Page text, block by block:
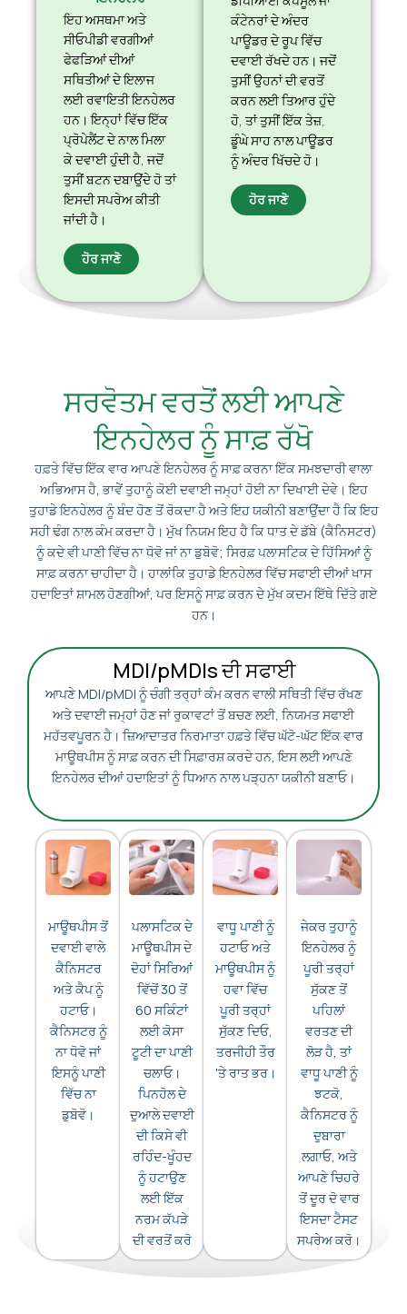
ਇਹ ਅਸਥਮਾ ਅਤੇ
ਸੀਓਪੀਡੀ ਵਰਗੀਆਂ
ਫੇਫੜਿਆਂ ਦੀਆਂ
ਸਥਿਤੀਆਂ ਦੇ ਇਲਾਜ
ਲਈ ਰਵਾਇਤੀ ਇਨਹੇਲਰ
ਹਨ। ਇਨ੍ਹਾਂ ਵਿੱਚ ਇੱਕ
ਪ੍ਰੋਪੇਲੈਂਟ ਦੇ ਨਾਲ ਮਿਲਾ
ਕੇ ਦਵਾਈ ਹੁੰਦੀ ਹੈ, ਜਦੋਂ
ਤੁਸੀਂ ਬਟਨ ਦਬਾਉਂਦੇ ਹੋ ਤਾਂ
ਇਸਦੀ ਸਪਰੇਅ ਕੀਤੀ
ਜਾਂਦੀ ਹੈ।
ਹੋਰ ਜਾਣੋ
ਕੰਟੇਨਰਾਂ ਦੇ ਅੰਦਰ
ਪਾਊਡਰ ਦੇ ਰੂਪ ਵਿੱਚ
ਦਵਾਈ ਰੱਖਦੇ ਹਨ। ਜਦੋਂ
ਤੁਸੀਂ ਉਹਨਾਂ ਦੀ ਵਰਤੋਂ
ਕਰਨ ਲਈ ਤਿਆਰ ਹੁੰਦੇ
ਹੋ, ਤਾਂ ਤੁਸੀਂ ਇੱਕ ਤੇਜ਼,
ਡੂੰਘੇ ਸਾਹ ਨਾਲ ਪਾਊਡਰ
ਨੂੰ ਅੰਦਰ ਖਿੱਚਦੇ ਹੋ।
ਹੋਰ ਜਾਣੋ
ਸਰਵੋਤਮ ਵਰਤੋਂ ਲਈ ਆਪਣੇ
ਇਨਹੇਲਰ ਨੂੰ ਸਾਫ਼ ਰੱਖੋ
ਹਫ਼ਤੇ ਵਿੱਚ ਇੱਕ ਵਾਰ ਆਪਣੇ ਇਨਹੇਲਰ ਨੂੰ ਸਾਫ਼ ਕਰਨਾ ਇੱਕ ਸਮਝਦਾਰੀ ਵਾਲਾ
ਅਭਿਆਸ ਹੈ, ਭਾਵੇਂ ਤੁਹਾਨੂੰ ਕੋਈ ਦਵਾਈ ਜਮ੍ਹਾਂ ਹੋਈ ਨਾ ਦਿਖਾਈ ਦੇਵੇ। ਇਹ
ਤੁਹਾਡੇ ਇਨਹੇਲਰ ਨੂੰ ਬੰਦ ਹੋਣ ਤੋਂ ਰੋਕਦਾ ਹੈ ਅਤੇ ਇਹ ਯਕੀਨੀ ਬਣਾਉਂਦਾ ਹੈ ਕਿ ਇਹ
ਸਹੀ ਢੰਗ ਨਾਲ ਕੰਮ ਕਰਦਾ ਹੈ। ਮੁੱਖ ਨਿਯਮ ਇਹ ਹੈ ਕਿ ਧਾਤ ਦੇ ਡੱਬੇ (ਕੈਨਿਸਟਰ)
ਨੂੰ ਕਦੇ ਵੀ ਪਾਣੀ ਵਿੱਚ ਨਾ ਧੋਵੋ ਜਾਂ ਨਾ ਡੁਬੋਵੋ; ਸਿਰਫ਼ ਪਲਾਸਟਿਕ ਦੇ ਹਿੱਸਿਆਂ ਨੂੰ
ਸਾਫ਼ ਕਰਨਾ ਚਾਹੀਦਾ ਹੈ। ਹਾਲਾਂਕਿ ਤੁਹਾਡੇ ਇਨਹੇਲਰ ਵਿੱਚ ਸਫਾਈ ਦੀਆਂ ਖਾਸ
ਹਦਾਇਤਾਂ ਸ਼ਾਮਲ ਹੋਣਗੀਆਂ, ਪਰ ਇਸਨੂੰ ਸਾਫ਼ ਕਰਨ ਦੇ ਮੁੱਖ ਕਦਮ ਇੱਥੇ ਦਿੱਤੇ ਗਏ
ਹਨ।
MDI/pMDIs ਦੀ ਸਫਾਈ
ਆਪਣੇ MDI/pMDI ਨੂੰ ਚੰਗੀ ਤਰ੍ਹਾਂ ਕੰਮ ਕਰਨ ਵਾਲੀ ਸਥਿਤੀ ਵਿੱਚ ਰੱਖਣ
ਅਤੇ ਦਵਾਈ ਜਮ੍ਹਾਂ ਹੋਣ ਜਾਂ ਰੁਕਾਵਟਾਂ ਤੋਂ ਬਚਣ ਲਈ, ਨਿਯਮਤ ਸਫਾਈ
ਮਹੱਤਵਪੂਰਨ ਹੈ। ਜ਼ਿਆਦਾਤਰ ਨਿਰਮਾਤਾ ਹਫ਼ਤੇ ਵਿੱਚ ਘੱਟੋ-ਘੱਟ ਇੱਕ ਵਾਰ
ਮਾਊਥਪੀਸ ਨੂੰ ਸਾਫ਼ ਕਰਨ ਦੀ ਸਿਫ਼ਾਰਸ਼ ਕਰਦੇ ਹਨ, ਇਸ ਲਈ ਆਪਣੇ
ਇਨਹੇਲਰ ਦੀਆਂ ਹਦਾਇਤਾਂ ਨੂੰ ਧਿਆਨ ਨਾਲ ਪੜ੍ਹਨਾ ਯਕੀਨੀ ਬਣਾਓ।
ਮਾਊਥਪੀਸ ਤੋਂ
ਦਵਾਈ ਵਾਲੇ
ਕੈਨਿਸਟਰ
ਅਤੇ ਕੈਪ ਨੂੰ
ਹਟਾਓ।
ਕੈਨਿਸਟਰ ਨੂੰ
ਨਾ ਧੋਵੋ ਜਾਂ
ਇਸਨੂੰ ਪਾਣੀ
ਵਿੱਚ ਨਾ
ਡੁਬੋਵੋ।
ਪਲਾਸਟਿਕ ਦੇ
ਮਾਊਥਪੀਸ ਦੇ
ਦੋਹਾਂ ਸਿਰਿਆਂ
ਵਿੱਚੋਂ 30 ਤੋਂ
60 ਸਕਿੰਟਾਂ
ਲਈ ਕੋਸਾ
ਟੂਟੀ ਦਾ ਪਾਣੀ
ਚਲਾਓ।
ਪਿਨਹੋਲ ਦੇ
ਦੁਆਲੇ ਦਵਾਈ
ਦੀ ਕਿਸੇ ਵੀ
ਰਹਿੰਦ-ਖੂੰਹਦ
ਨੂੰ ਹਟਾਉਣ
ਲਈ ਇੱਕ
ਨਰਮ ਕੱਪੜੇ
ਦੀ ਵਰਤੋਂ ਕਰੋ
ਵਾਧੂ ਪਾਣੀ ਨੂੰ
ਹਟਾਓ ਅਤੇ
ਮਾਊਥਪੀਸ ਨੂੰ
ਹਵਾ ਵਿੱਚ
ਪੂਰੀ ਤਰ੍ਹਾਂ
ਸੁੱਕਣ ਦਿਓ,
ਤਰਜੀਹੀ ਤੌਰ
'ਤੇ ਰਾਤ ਭਰ।
ਜੇਕਰ ਤੁਹਾਨੂੰ
ਇਨਹੇਲਰ ਨੂੰ
ਪੂਰੀ ਤਰ੍ਹਾਂ
ਸੁੱਕਣ ਤੋਂ
ਪਹਿਲਾਂ
ਵਰਤਣ ਦੀ
ਲੋੜ ਹੈ, ਤਾਂ
ਵਾਧੂ ਪਾਣੀ ਨੂੰ
ਝਟਕੋ,
ਕੈਨਿਸਟਰ ਨੂੰ
ਦੁਬਾਰਾ
ਲਗਾਓ, ਅਤੇ
ਆਪਣੇ ਚਿਹਰੇ
ਤੋਂ ਦੂਰ ਦੋ ਵਾਰ
ਇਸਦਾ ਟੈਸਟ
ਸਪਰੇਅ ਕਰੋ।